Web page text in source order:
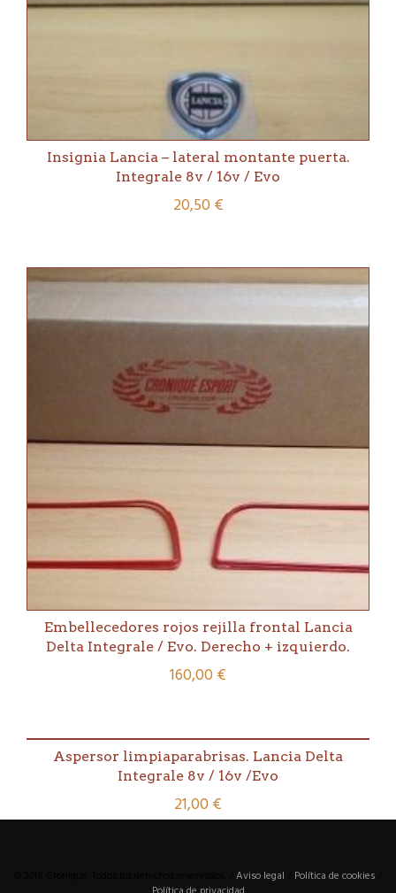
Insignia Lancia – lateral montante puerta.
Integrale 8v / 16v / Evo
20,50€
Embellecedores rojos rejilla frontal Lancia
Delta Integrale / Evo. Derecho + izquierdo.
160,00€
Aspersor limpiaparabrisas. Lancia Delta
Integrale 8v / 16v /Evo
21,00€
Aviso legal Política de cookies